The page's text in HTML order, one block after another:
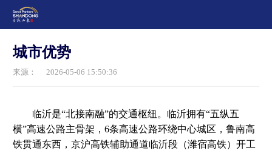
城市优势
来源： 2026-05-06 15:50:36
临沂是“北接南融”的交通枢纽。临沂拥有“五纵五
横”高速公路主骨架，6条高速公路环绕中心城区，鲁南高
铁贯通东西，京沪高铁辅助通道临沂段（潍宿高铁）开工